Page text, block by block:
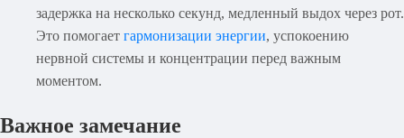
задержка на несколько секунд, медленный выдох через рот.
Это помогает гармонизации энергии, успокоению
нервной системы и концентрации перед важным
моментом.
Важное замечание